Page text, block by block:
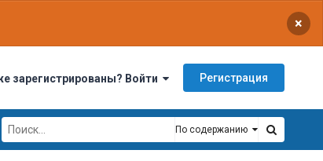
×
зарегистрированы? Войти Регистрация
По содержанию